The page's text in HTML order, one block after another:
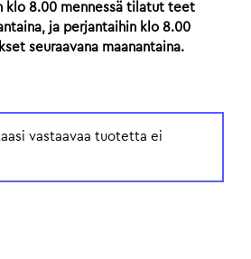
klo 8.00 mennessä tilatut teet
ja perjantaihin klo 8.00
seuraavana maanantaina.
vastaavaa tuotetta ei